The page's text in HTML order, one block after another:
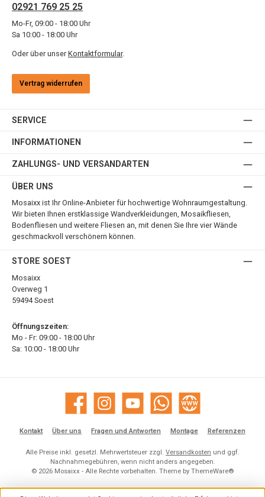
02921 769 25 25
Mo-Fr, 09:00 - 18:00 Uhr
Sa 10:00 - 18:00 Uhr
Oder über unser Kontaktformular.
Vertrag widerrufen
SERVICE
INFORMATIONEN
ZAHLUNGS- UND VERSANDARTEN
ÜBER UNS
Mosaixx ist Ihr Online-Anbieter für hochwertige Wohnraumgestaltung.
Wir bieten Ihnen erstklassige Wandverkleidungen, Mosaikfliesen,
Bodenfliesen und weitere Fliesen an, mit denen Sie Ihre vier Wände
geschmackvoll verschönern können.
STORE SOEST
Mosaixx
Overweg 1
59494 Soest
Öffnungszeiten:
Mo - Fr: 09:00 - 18:00 Uhr
Sa: 10:00 - 18:00 Uhr
Facebook Instagram YouTube WhatsApp Website
Kontakt Über uns Fragen und Antworten Montage Referenzen
Alle Preise inkl. gesetzl. Mehrwertsteuer zzgl. Versandkosten und ggf.
Nachnahmegebühren, wenn nicht anders angegeben.
© 2026 Mosaixx - Alle Rechte vorbehalten. Theme by ThemeWare®